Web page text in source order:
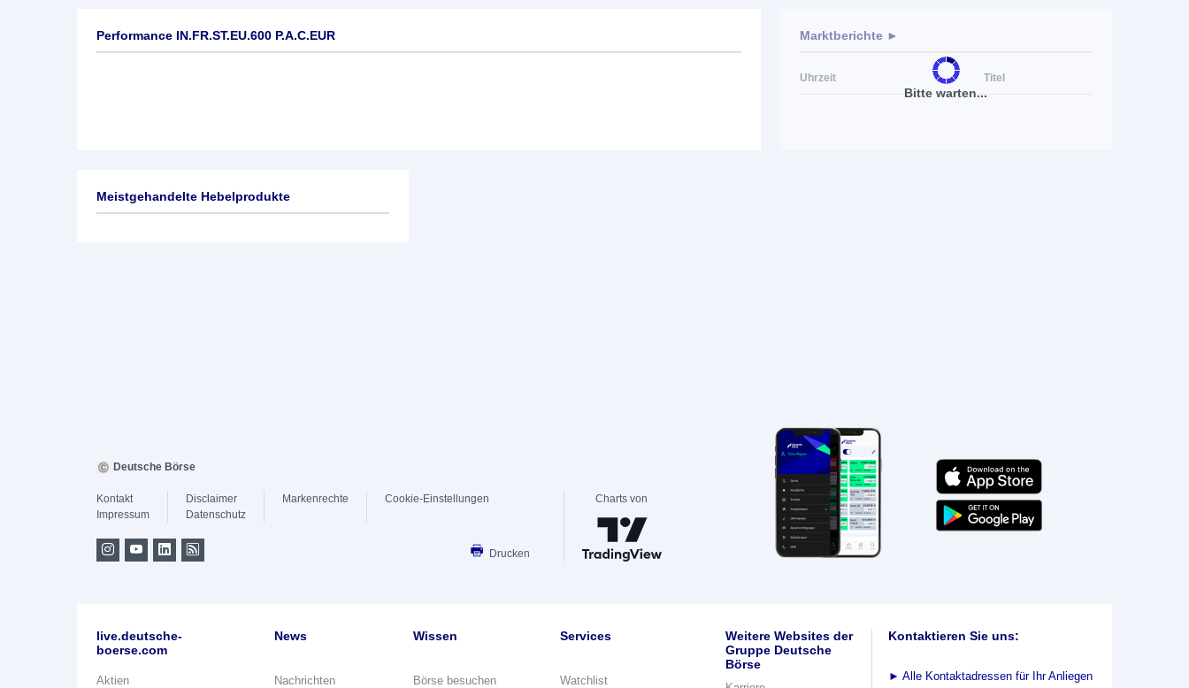
Performance IN.FR.ST.EU.600 P.A.C.EUR
Bitte warten...
Marktberichte ►
Uhrzeit Titel
Meistgehandelte Hebelprodukte
Deutsche Börse
Kontakt
Impressum
Disclaimer
Datenschutz
Markenrechte Cookie-Einstellungen
Drucken
Charts von
live.deutsche-
boerse.com
Aktien
News
Nachrichten
Wissen
Börse besuchen
Services
Watchlist
Weitere Websites der
Gruppe Deutsche
Börse
Kontaktieren Sie uns:
► Alle Kontaktadressen für Ihr Anliegen